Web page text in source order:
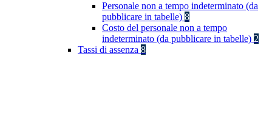
Personale non a tempo indeterminato (da
pubblicare in tabelle) 8
Costo del personale non a tempo
indeterminato (da pubblicare in tabelle) 2
Tassi di assenza 8